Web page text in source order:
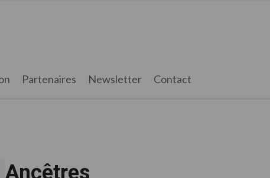
Partenaires Newsletter Contact
Ancêtres